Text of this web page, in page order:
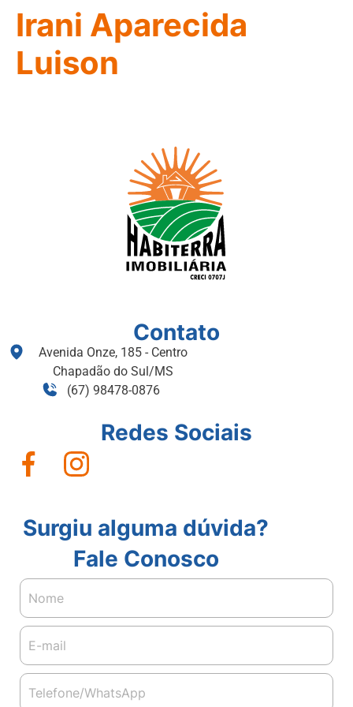
Irani Aparecida
Luison
Contato
Avenida Onze, 185 - Centro
Chapadão do Sul/MS
(67) 98478-0876
Redes Sociais
Surgiu alguma dúvida?
Fale Conosco